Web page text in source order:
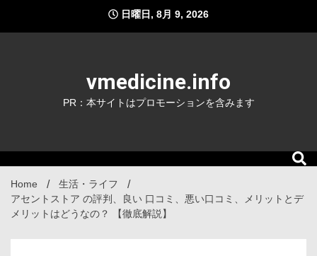
content
日曜日, 8月 9, 2026
vmedicine.info
PR：本サイトはプロモーションを含みます
Home
生活・ライフ
アセントストア の評判、良い 口コミ、悪い口コミ、メリットとデ
メリットはどうなの？ 【徹底解説】